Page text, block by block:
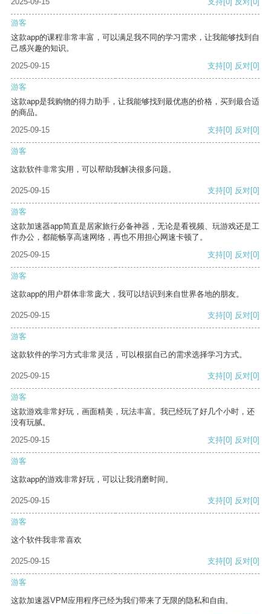
游客
这款app的课程非常丰富，可以满足我不同的学习需求，让我能够找到自
己感兴趣的知识。
2025-09-15
支持[0] 反对[0]
游客
这款app是我购物的得力助手，让我能够找到最优惠的价格，买到最合适
的商品。
2025-09-15
支持[0] 反对[0]
游客
这款软件非常实用，可以帮助我解决很多问题。
2025-09-15 支持[0] 反对[0]
游客
这款加速器app简直是居家旅行必备神器，无论是看视频、玩游戏还是工
作办公，都能畅享高速网络，再也不用担心网速卡顿了。
2025-09-15
支持[0] 反对[0]
游客
这款app的用户群体非常庞大，我可以结识到来自世界各地的朋友。
2025-09-15 支持[0] 反对[0]
游客
这款软件的学习方式非常灵活，可以根据自己的需求选择学习方式。
2025-09-15 支持[0] 反对[0]
游客
这款游戏非常好玩，画面精美，玩法丰富。我已经玩了好几个小时，还
没有玩腻。
2025-09-15
支持[0] 反对[0]
游客
这款app的游戏非常好玩，可以让我消磨时间。
2025-09-15 支持[0] 反对[0]
游客
这个软件我非常喜欢
2025-09-15 支持[0] 反对[0]
游客
这款加速器VPM应用程序已经为我们带来了无限的隐私和自由。